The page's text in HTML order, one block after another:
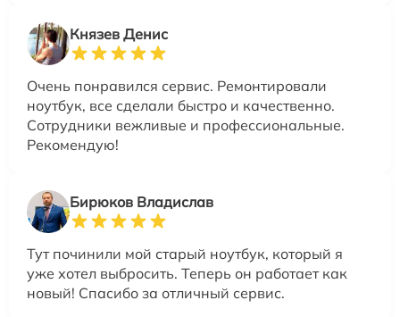
Князев Денис
Очень понравился сервис. Ремонтировали
ноутбук, все сделали быстро и качественно.
Сотрудники вежливые и профессиональные.
Рекомендую!
Бирюков Владислав
Тут починили мой старый ноутбук, который я
уже хотел выбросить. Теперь он работает как
новый! Спасибо за отличный сервис.